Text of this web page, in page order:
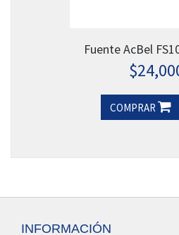
Fuente AcBel
$
COMPRAR
INFORMACIÓN